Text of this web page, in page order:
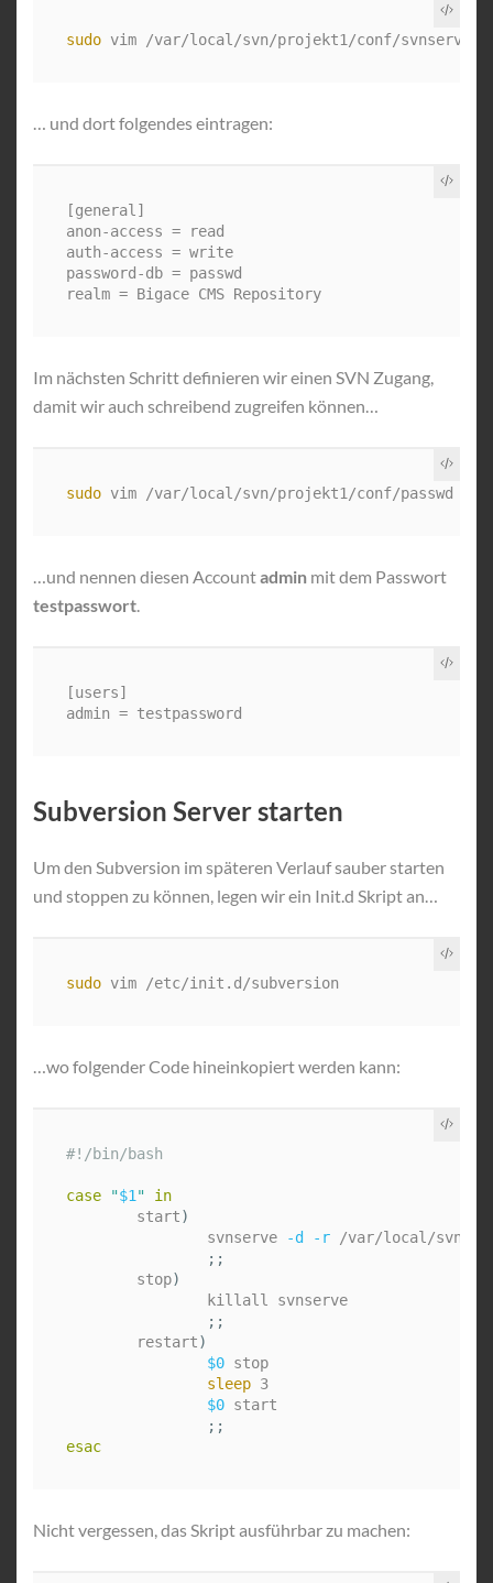
sudo
… und dort folgendes eintragen:
[general]
anon-access = read
auth-access = write
password-db = passwd
Im nächsten Schritt definieren wir einen SVN Zugang,
damit wir auch schreibend zugreifen können…
sudo
…und nennen diesen Accountadmin mit dem Passwort
testpasswort.
[users]
Subversion Server starten
Um den Subversion im späteren Verlauf sauber starten
und stoppen zu können, legen wir ein Init.d Skript an…
sudo
…wo folgender Code hineinkopiert werden kann:
#!/bin/bash
case "$1 "
in
start)
                svnserve
-d -r /var/local/svn
;;
        stop
)
                killall svnserve
;;
        restart
)
$0 stop
sleep 3
$0 start
;;
esac
Nicht vergessen, das Skript ausführbar zu machen: